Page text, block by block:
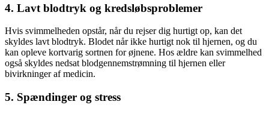
4. Lavt blodtryk og kredsløbsproblemer
Hvis svimmelheden opstår, når du rejser dig hurtigt op, kan det
skyldes lavt blodtryk. Blodet når ikke hurtigt nok til hjernen, og du
kan opleve kortvarig sortnen for øjnene. Hos ældre kan svimmelhed
også skyldes nedsat blodgennemstrømning til hjernen eller
bivirkninger af medicin.
5. Spændinger og stress